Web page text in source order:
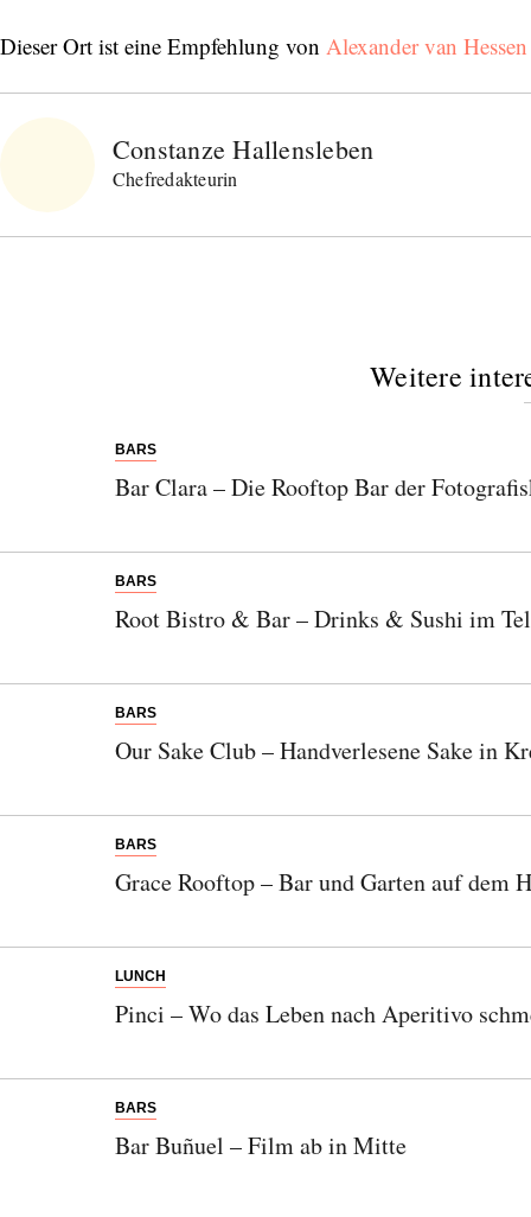
Dieser Ort ist eine Empfehlung von Alexander van
Constanze Hallensleben
Chefredakteurin
Weitere
BARS
Bar Clara – Die Rooftop Bar der
BARS
Root Bistro & Bar – Drinks & Sushi im
BARS
Our Sake Club – Handverlesene Sake in
BARS
Grace Rooftop – Bar und Garten auf dem
LUNCH
Pinci – Wo das Leben nach Aperitivo
BARS
Bar Buñuel – Film ab in Mitte
Entdecken Sie jede Woche neue schöne
Orte, handverlesene Geheimtipps und